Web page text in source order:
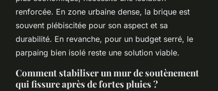
renforcée. En zone urbaine dense, la brique est
souvent plébiscitée pour son aspect et sa
durabilité. En revanche, pour un budget serré, le
parpaing bien isolé reste une solution viable.
Comment stabiliser un mur de soutènement
qui fissure après de fortes pluies ?